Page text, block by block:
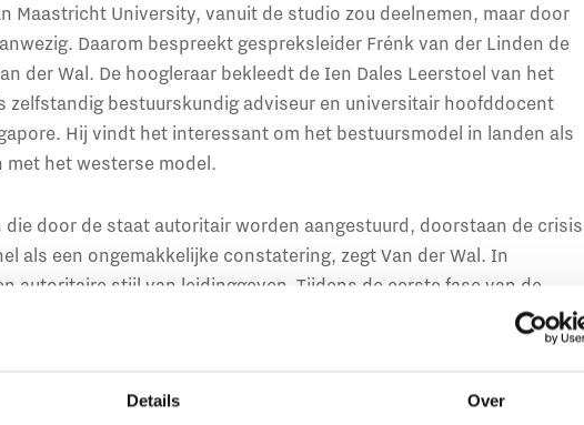
Details Over
Maastricht University, vanuit de studio zou deelnemen, maar door
Daarom bespreekt gespreksleider Frénk van der Linden de
der Wal. De hoogleraar bekleedt de Ien Dales Leerstoel van het
zelfstandig bestuurskundig adviseur en universitair hoofddocent
Hij vindt het interessant om het bestuursmodel in landen als
met het westerse model.
door de staat autoritair worden aangestuurd, doorstaan de crisis
als een ongemakkelijke constatering, zegt Van der Wal. In
autoritaire stijl van leidinggeven. Tijdens de eerste fase van de
probeerde het minder autoritair over te laten komen door te
en steeds te benadrukken dat hij het ook niet leuk vindt om
zijn er nu groepen mensen die vinden dat het kabinet te veel invloed
daartegen protesteren.